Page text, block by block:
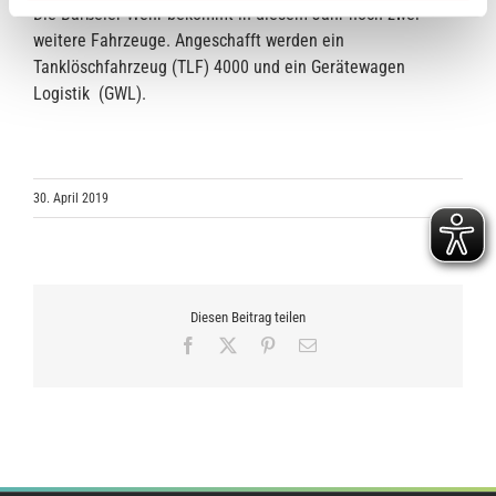
Die Barßeler Wehr bekommt in diesem Jahr noch zwei
weitere Fahrzeuge. Angeschafft werden ein
Tanklöschfahrzeug (TLF) 4000 und ein Gerätewagen
Logistik (GWL).
30. April 2019
Diesen Beitrag teilen
Facebook Pinterest
E-